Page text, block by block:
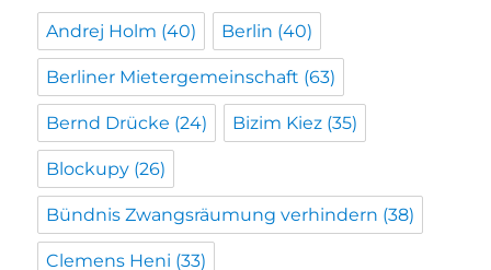
Andrej Holm (40) Berlin (40)
Berliner Mietergemeinschaft (63)
Bernd Drücke (24) Bizim Kiez (35)
Blockupy (26)
Bündnis Zwangsräumung verhindern (38)
Clemens Heni (33)